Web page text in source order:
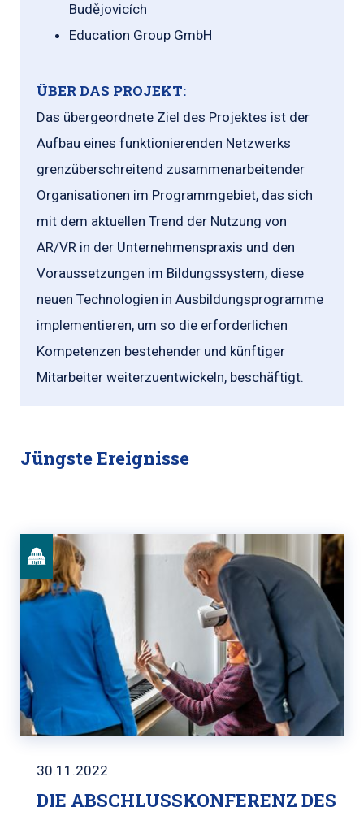
Budějovicích
Education Group GmbH
ÜBER DAS PROJEKT:
Das übergeordnete Ziel des Projektes ist der
Aufbau eines funktionierenden Netzwerks
grenzüberschreitend zusammenarbeitender
Organisationen im Programmgebiet, das sich
mit dem aktuellen Trend der Nutzung von
AR/VR in der Unternehmenspraxis und den
Voraussetzungen im Bildungssystem, diese
neuen Technologien in Ausbildungsprogramme
implementieren, um so die erforderlichen
Kompetenzen bestehender und künftiger
Mitarbeiter weiterzuentwickeln, beschäftigt.
Jüngste Ereignisse
30.11.2022
DIE ABSCHLUSSKONFERENZ DES